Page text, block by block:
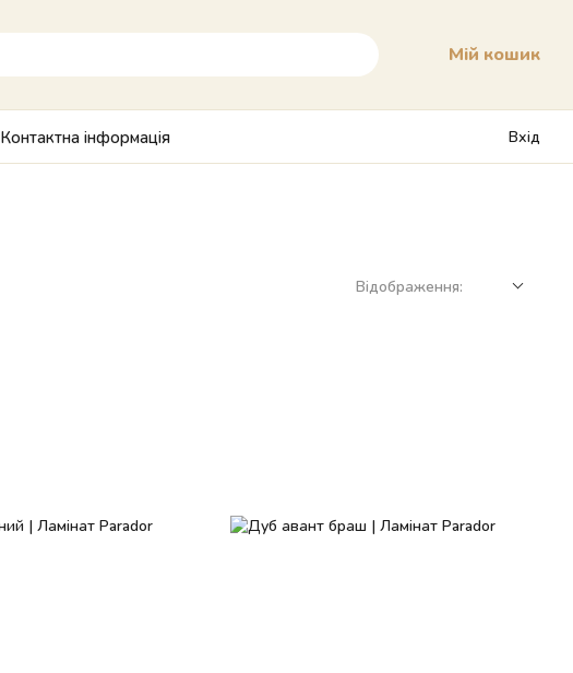
Мій кошик
Контактна інформація Вхід
Відображення: